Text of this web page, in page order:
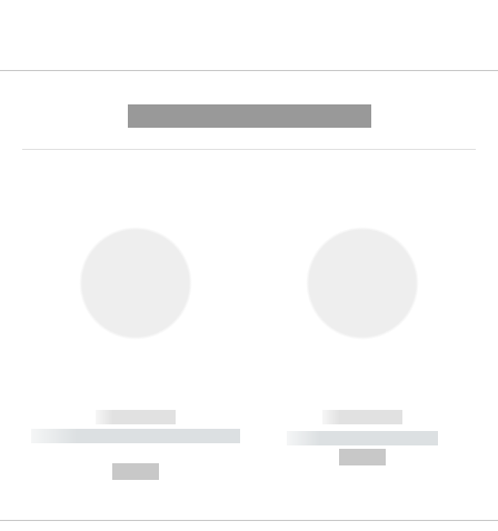
------------
----------- ----------- --------
------------
----------- -----------